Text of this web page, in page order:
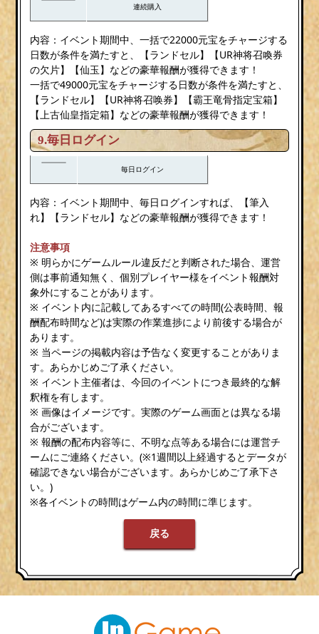
連続購入
内容：イベント期間中、一括で22000元宝をチャージする
日数が条件を満たすと、【ランドセル】【UR神将召喚券
の欠片】【仙玉】などの豪華報酬が獲得できます！
一括で49000元宝をチャージする日数が条件を満たすと、
【ランドセル】【UR神将召唤券】【霸王竜骨指定宝箱】
【上古仙皇指定箱】などの豪華報酬が獲得できます！
9.毎日ログイン
毎日ログイン
内容：イベント期間中、毎日ログインすれば、【筆入
れ】【ランドセル】などの豪華報酬が獲得できます！
注意事項
※ 明らかにゲームルール違反だと判断された場合、運営
側は事前通知無く、個別プレイヤー様をイベント報酬対
象外にすることがあります。
※ イベント内に記載してあるすべての時間(公表時間、報
酬配布時間など)は実際の作業進捗により前後する場合が
あります。
※ 当ページの掲載内容は予告なく変更することがありま
す。あらかじめご了承ください。
※ イベント主催者は、今回のイベントにつき最終的な解
釈権を有します。
※ 画像はイメージです。実際のゲーム画面とは異なる場
合がございます。
※ 報酬の配布内容等に、不明な点等ある場合には運営チ
ームにご連絡ください。(※1週間以上経過するとデータが
確認できない場合がございます。あらかじめご了承下さ
い。)
※各イベントの時間はゲーム内の時間に準じます。
戻る